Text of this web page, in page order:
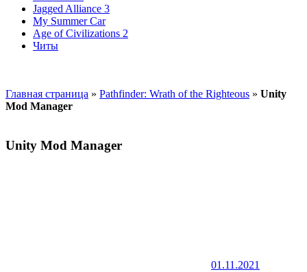
Jagged Alliance 3
My Summer Car
Age of Civilizations 2
Читы
Главная страница » Pathfinder: Wrath of the Righteous » Unity
Mod Manager
Unity Mod Manager
01.11.2021